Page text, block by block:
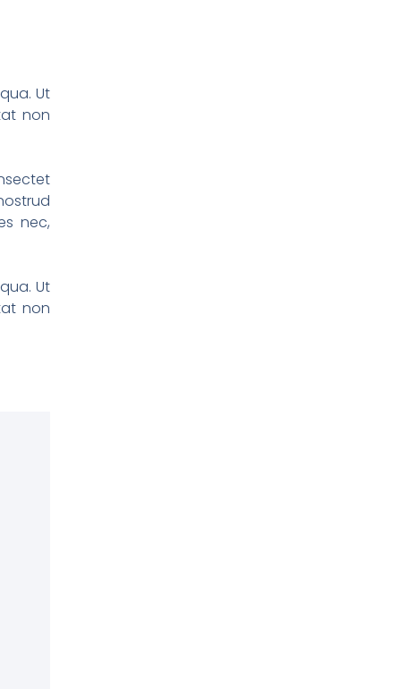
Ut
non
nec,
Ut
non